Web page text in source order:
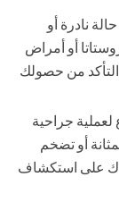
نادرة أو
أو أمراض
من حصولك
جراحية
أو تضخم
على استكشاف